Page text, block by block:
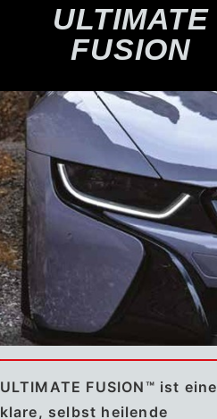
ULTIMATE
FUSION
ULTIMATE FUSION™ ist eine
klare, selbst heilende